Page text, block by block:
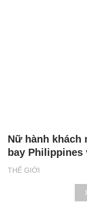
THẾ GIỚI
Nữ hành khách
bay Philippines